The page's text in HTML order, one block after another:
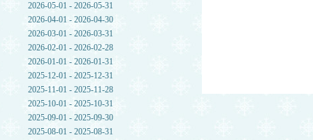
2026-05-01 - 2026-05-31
2026-04-01 - 2026-04-30
2026-03-01 - 2026-03-31
2026-02-01 - 2026-02-28
2026-01-01 - 2026-01-31
2025-12-01 - 2025-12-31
2025-11-01 - 2025-11-28
2025-10-01 - 2025-10-31
2025-09-01 - 2025-09-30
2025-08-01 - 2025-08-31